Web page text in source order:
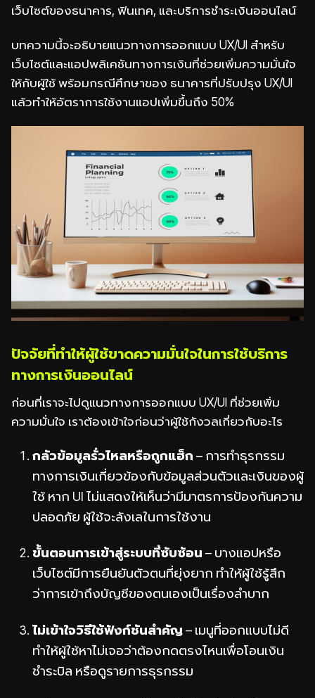
เว็บไซต์ของธนาคาร, ฟินเทค, และบริการชำระเงินออนไลน์
บทความนี้จะอธิบายแนวทางการออกแบบ UX/UI สำหรับ
เว็บไซต์และแอปพลิเคชันทางการเงินที่ช่วยเพิ่มความมั่นใจ
ให้กับผู้ใช้ พร้อมกรณีศึกษาของ ธนาคารที่ปรับปรุง UX/UI
แล้วทำให้อัตราการใช้งานแอปเพิ่มขึ้นถึง 50%
ปัจจัยที่ทำให้ผู้ใช้ขาดความมั่นใจในการใช้บริการ
ทางการเงินออนไลน์
ก่อนที่เราจะไปดูแนวทางการออกแบบ UX/UI ที่ช่วยเพิ่ม
ความมั่นใจ เราต้องเข้าใจก่อนว่าผู้ใช้กังวลเกี่ยวกับอะไร
กลัวข้อมูลรั่วไหลหรือถูกแฮ็ก – การทำธุรกรรม
ทางการเงินเกี่ยวข้องกับข้อมูลส่วนตัวและเงินของผู้
ใช้ หาก UI ไม่แสดงให้เห็นว่ามีมาตรการป้องกันความ
ปลอดภัย ผู้ใช้จะลังเลในการใช้งาน
ขั้นตอนการเข้าสู่ระบบที่ซับซ้อน – บางแอปหรือ
เว็บไซต์มีการยืนยันตัวตนที่ยุ่งยาก ทำให้ผู้ใช้รู้สึก
ว่าการเข้าถึงบัญชีของตนเองเป็นเรื่องลำบาก
ไม่เข้าใจวิธีใช้ฟังก์ชันสำคัญ– เมนูที่ออกแบบไม่ดี
ทำให้ผู้ใช้หาไม่เจอว่าต้องกดตรงไหนเพื่อโอนเงิน
ชำระบิล หรือดูรายการธุรกรรม